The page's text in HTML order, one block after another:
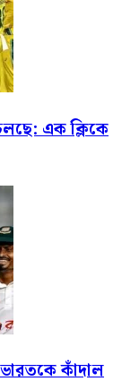
এক ক্লিকে
কাঁদাল